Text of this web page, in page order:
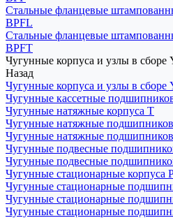
Стальные фланцевые
BPFL
Стальные фланцевые
BPFT
Чугунные корпуса и узлы в сборе
Назад
Чугунные корпуса и узлы в сборе
Чугунные кассетные
Чугунные натяжные корпуса T
Чугунные натяжные
Чугунные натяжные
Чугунные подвесные
Чугунные подвесные
Чугунные стационарные корпуса
Чугунные стационарные
Чугунные стационарные
Чугунные стационарные